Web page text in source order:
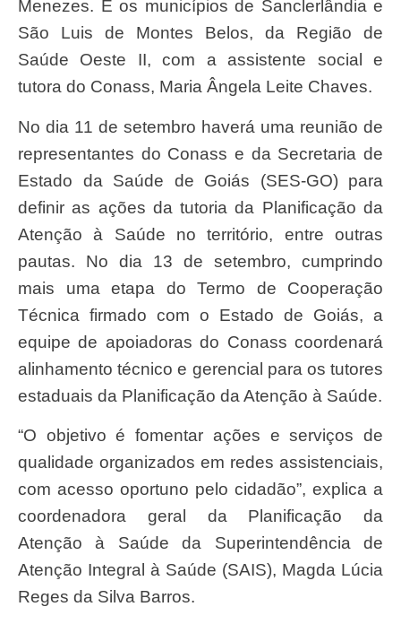
Menezes. E os municípios de Sanclerlândia e
São Luis de Montes Belos, da Região de
Saúde Oeste II, com a assistente social e
tutora do Conass, Maria Ângela Leite Chaves.
No dia 11 de setembro haverá uma reunião de
representantes do Conass e da Secretaria de
Estado da Saúde de Goiás (SES-GO) para
definir as ações da tutoria da Planificação da
Atenção à Saúde no território, entre outras
pautas. No dia 13 de setembro, cumprindo
mais uma etapa do Termo de Cooperação
Técnica firmado com o Estado de Goiás, a
equipe de apoiadoras do Conass coordenará
alinhamento técnico e gerencial para os tutores
estaduais da Planificação da Atenção à Saúde.
“O objetivo é fomentar ações e serviços de
qualidade organizados em redes assistenciais,
com acesso oportuno pelo cidadão”, explica a
coordenadora geral da Planificação da
Atenção à Saúde da Superintendência de
Atenção Integral à Saúde (SAIS), Magda Lúcia
Reges da Silva Barros.